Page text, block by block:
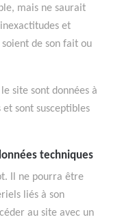
mais ne saurait
et
de son fait ou
site sont données à
sont susceptibles
techniques
Il ne pourra être
liés à son
au site avec un